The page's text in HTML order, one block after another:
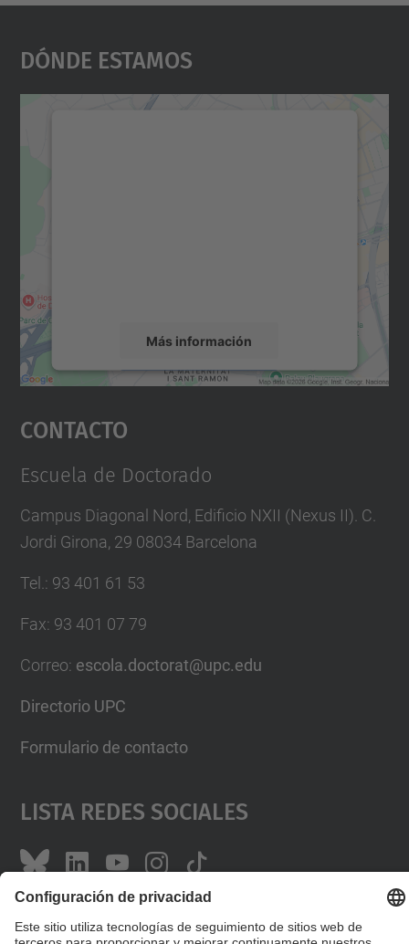
Dónde Estamos
Más información
Aceptar
powered by
Contacto
Escuela de Doctorado
Campus Diagonal Nord, Edificio NXII (Nexus II). C.
Jordi Girona, 29 08034 Barcelona
Tel.: 93 401 61 53
Fax: 93 401 07 79
Correo: escola.doctorat@upc.edu
Directorio UPC
Formulario de contacto
Lista Redes Sociales